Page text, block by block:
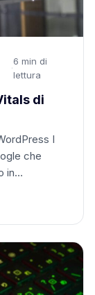
·
6 min di
lettura
di
I
che
in…